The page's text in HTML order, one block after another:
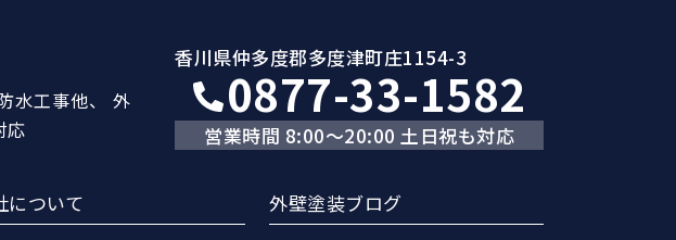
水工事他、 外
応
香川県仲多度郡多度津町庄1154-3
0877-33-1582
営業時間 8:00～20:00 土日祝も対応
について 外壁塗装ブログ